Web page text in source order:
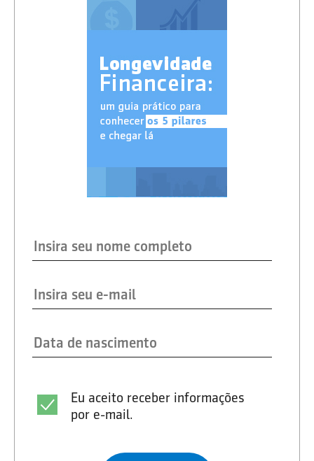
Eu aceito receber informações
por e-mail.